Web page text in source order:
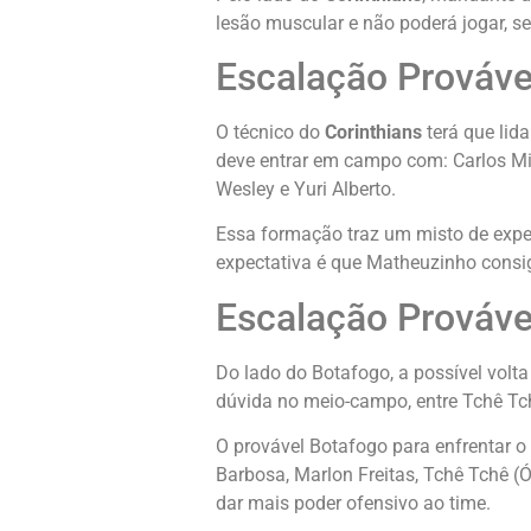
lesão muscular e não poderá jogar,
Escalação
O técnico do Corinthians terá que
deve entrar em campo com: Carlos
Wesley e Yuri Alberto.
Essa formação traz um misto de
expectativa é que Matheuzinho
Escalação
Do lado do Botafogo, a possível
dúvida no meio-campo, entre Tchê
O provável Botafogo para enfrentar
Barbosa, Marlon Freitas, Tchê Tchê
dar mais poder ofensivo ao time.